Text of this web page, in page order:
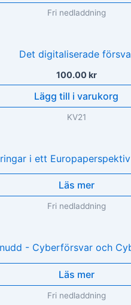
Fri nedladdning
100.00kr
Lägg till i varukorg
KV21
Läs mer
Fri nedladdning
Läs mer
Fri nedladdning